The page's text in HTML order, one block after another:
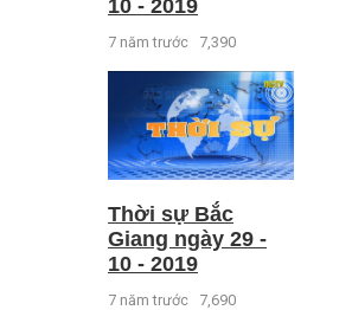
10 - 2019
7 năm trước 7,390
Thời sự Bắc
Giang ngày 29 -
10 - 2019
7 năm trước 7,690